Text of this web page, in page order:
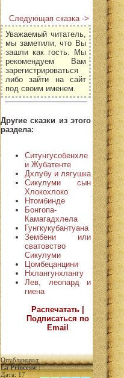
Следующая сказка ->
Уважаемый читатель,
мы заметили, что Вы
зашли как гость. Мы
рекомендуем Вам
зарегистрироваться
либо зайти на сайт
под своим именем.
Другие сказки из этого
раздела:
Ситунгусобенхле
и Жубатенте
Дхлубу и лягушка
Сикулуми сын
Хлокохлоко
Нтомбинде
Бонгопа-
Камагадхлела
Гунгкукубантуана
Зембени или
сватовство
Сикулуми
Цомбецанцини
Нхлангунхлангу
Лев, леопард и
гиена
Распечатать |
Подписаться по
Email
Опубликовал:
La Princesse|
Дата: 17